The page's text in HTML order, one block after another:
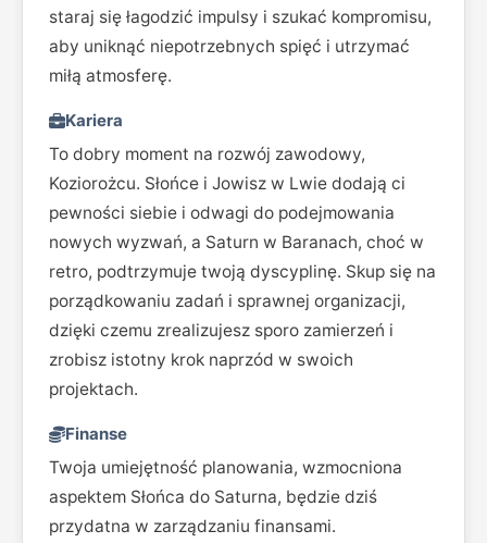
staraj się łagodzić impulsy i szukać kompromisu,
aby uniknąć niepotrzebnych spięć i utrzymać
miłą atmosferę.
Kariera
To dobry moment na rozwój zawodowy,
Koziorożcu. Słońce i Jowisz w Lwie dodają ci
pewności siebie i odwagi do podejmowania
nowych wyzwań, a Saturn w Baranach, choć w
retro, podtrzymuje twoją dyscyplinę. Skup się na
porządkowaniu zadań i sprawnej organizacji,
dzięki czemu zrealizujesz sporo zamierzeń i
zrobisz istotny krok naprzód w swoich
projektach.
Finanse
Twoja umiejętność planowania, wzmocniona
aspektem Słońca do Saturna, będzie dziś
przydatna w zarządzaniu finansami.